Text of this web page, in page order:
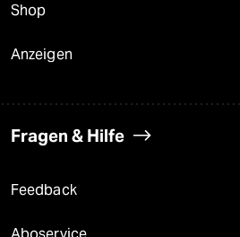
Shop
Anzeigen
Fragen & Hilfe
Feedback